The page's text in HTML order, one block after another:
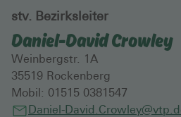
stv. Bezirksleiter
Daniel-David Crowley
Weinbergstr. 1A
35519 Rockenberg
Mobil: 01515 0381547
Daniel-